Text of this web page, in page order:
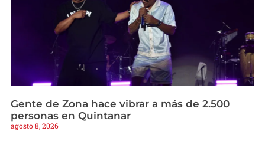
Gente de Zona hace vibrar a más de 2.500
personas en Quintanar
agosto 8, 2026